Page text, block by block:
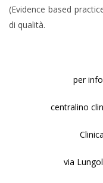
(Evidence based
di qualità.
per
centralino
via